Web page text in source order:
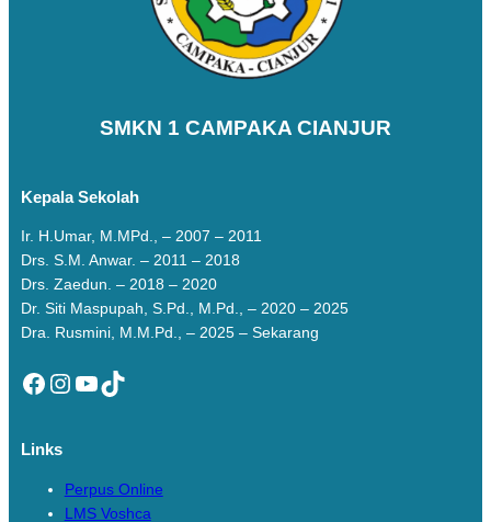
SMKN 1 CAMPAKA CIANJUR
Kepala Sekolah
Ir. H.Umar, M.MPd., – 2007 – 2011
Drs. S.M. Anwar. – 2011 – 2018
Drs. Zaedun. – 2018 – 2020
Dr. Siti Maspupah, S.Pd., M.Pd., – 2020 – 2025
Dra. Rusmini, M.M.Pd., – 2025 – Sekarang
Facebook Instagram YouTube TikTok
Links
Perpus Online
LMS Voshca